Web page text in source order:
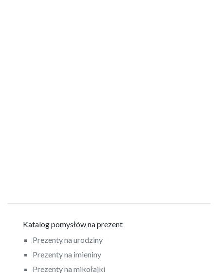
Katalog pomysłów na prezent
Prezenty na urodziny
Prezenty na imieniny
Prezenty na mikołajki